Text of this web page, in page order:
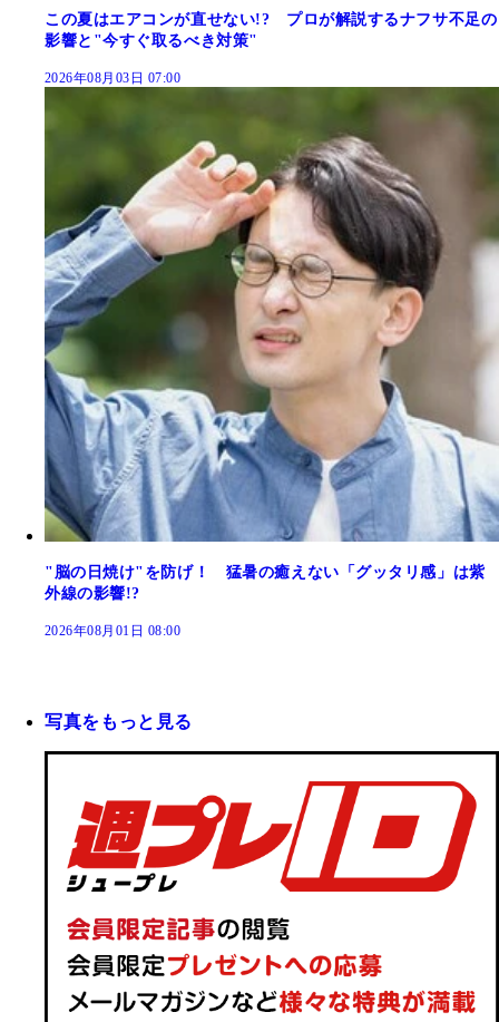
この夏はエアコンが直せない!? プロが解説するナフサ不足の
影響と"今すぐ取るべき対策"
2026年08月03日 07:00
"脳の日焼け"を防げ！ 猛暑の癒えない「グッタリ感」は紫
外線の影響!?
2026年08月01日 08:00
写真をもっと見る